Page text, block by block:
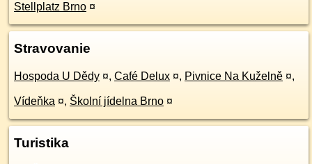
Stellplatz Brno ¤
Stravovanie
Hospoda U Dědy ¤, Café Delux ¤, Pivnice Na Kuželně ¤,
Vídeňka ¤, Školní jídelna Brno ¤
Turistika